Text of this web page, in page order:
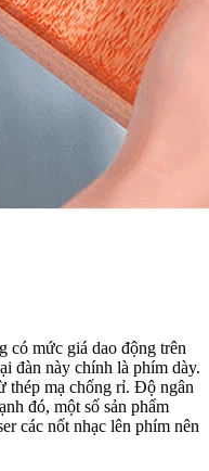
có mức giá dao động trên
đàn này chính là phím dày.
thép mạ chống rỉ. Độ ngân
đó, một số sản phẩm
các nốt nhạc lên phím nên